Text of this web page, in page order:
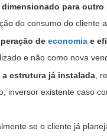
para outro
do consumo do cliente
de economia e
e não como nova
estrutura já instalada ,
inversor existente caso
se o cliente já